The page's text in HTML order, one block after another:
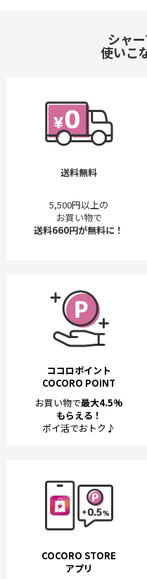
シャ
使いこ
送料無料
5,500円以上の
お買い物で
送料660円が無料に！
ココロポイント
COCORO POINT
お買い物で最大4.5%
もらえる！
ポイ活でおトク♪
COCORO STORE
アプリ